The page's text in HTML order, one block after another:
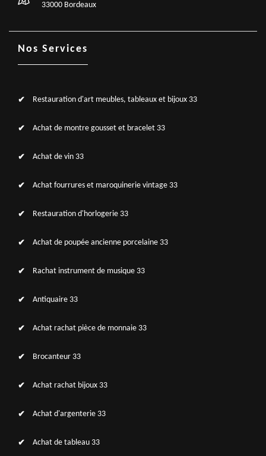
33000 Bordeaux
Nos Services
Restauration d'art meubles, tableaux et bijoux 33
Achat de montre gousset et bracelet 33
Achat de vin 33
Achat fourrures et maroquinerie vintage 33
Restauration d'horlogerie 33
Achat de poupée ancienne porcelaine 33
Rachat instrument de musique 33
Antiquaire 33
Achat rachat pièce de monnaie 33
Brocanteur 33
Achat rachat bijoux 33
Achat d'argenterie 33
Achat de tableau 33